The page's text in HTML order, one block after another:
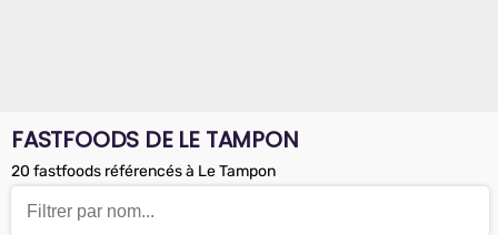
FASTFOODS DE LE TAMPON
20 fastfoods référencés à Le Tampon